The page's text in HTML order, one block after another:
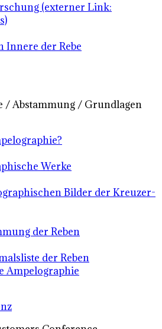
(externer Link:
Innere der Rebe
/ Abstammung / Grundlagen
Werke
Bilder der Kreuzer-
der Reben
der Reben
Ampelographie